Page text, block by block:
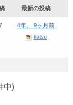
最新の投稿
4年、 9ヶ月前
katsu
中)